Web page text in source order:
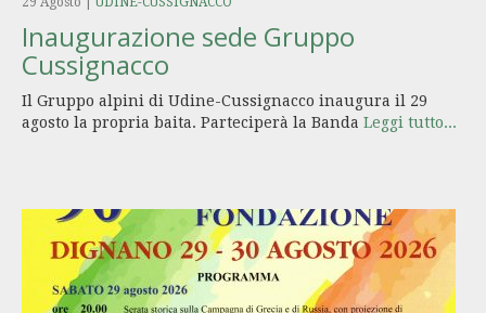
Inaugurazione sede Gruppo
Cussignacco
Il Gruppo alpini di Udine-Cussignacco inaugura il 29
agosto la propria baita. Parteciperà la Banda Leggi tutto...